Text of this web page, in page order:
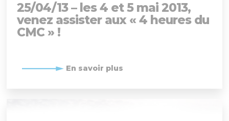
25/04/13 – les 4 et 5 mai 2013,
venez assister aux « 4 heures du
CMC » !
En savoir plus